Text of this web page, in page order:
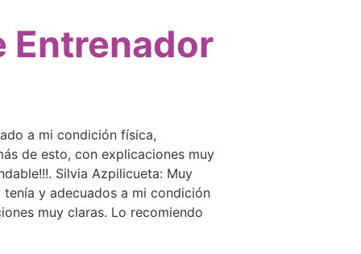
Entrenador
a mi condición física,
de esto, con explicaciones muy
Silvia Azpilicueta: Muy
y adecuados a mi condición
muy claras. Lo recomiendo